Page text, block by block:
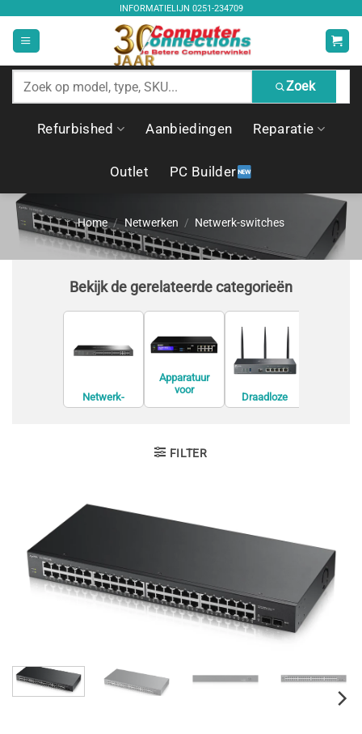
inhoud
INFORMATIELIJN 0251-234709
Zoek
producten
Zoek
Refurbished Aanbiedingen Reparatie
Outlet PC Builder
Home / Netwerken / Netwerk-switches
Bekijk de gerelateerde categorieën
Netwerk-
switches
Apparatuur
voor
Draadloze
routers
FILTER